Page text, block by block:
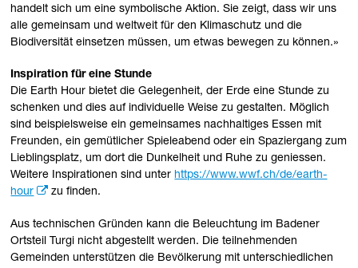
handelt sich um eine symbolische Aktion. Sie zeigt, dass wir uns
alle gemeinsam und weltweit für den Klimaschutz und die
Biodiversität einsetzen müssen, um etwas bewegen zu können.»
Inspiration für eine Stunde
Die Earth Hour bietet die Gelegenheit, der Erde eine Stunde zu
schenken und dies auf individuelle Weise zu gestalten. Möglich
sind beispielsweise ein gemeinsames nachhaltiges Essen mit
Freunden, ein gemütlicher Spieleabend oder ein Spaziergang zum
Lieblingsplatz, um dort die Dunkelheit und Ruhe zu geniessen.
Weitere Inspirationen sind unterhttps://www.wwf.ch/de/earth-
hour
zu finden.
Aus technischen Gründen kann die Beleuchtung im Badener
Ortsteil Turgi nicht abgestellt werden. Die teilnehmenden
Gemeinden unterstützen die Bevölkerung mit unterschiedlichen